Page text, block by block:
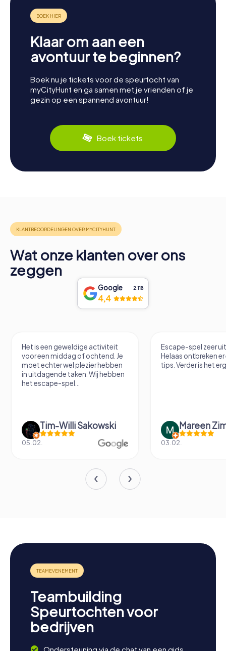
Klaar om aan een
avontuur te beginnen?
Boek nu je tickets voor de speurtocht van
myCityHunt en ga samen met je vrienden of je
gezin op een spannend avontuur!
Boek tickets
Wat onze klanten over ons
zeggen
Google 2.118
4,4
Het is een geweldige activiteit
voor een middag of ochtend. Je
moet echter wel plezier hebben
in uitdagende taken. Wij hebben
het escape-spel...
Tim-Willi Sakowski
05.02.
Escape-spel zeer
Helaas ontbreken er
tips. Verder is het erg
Mareen
03.02.
Teambuilding
Speurtochten voor
bedrijven